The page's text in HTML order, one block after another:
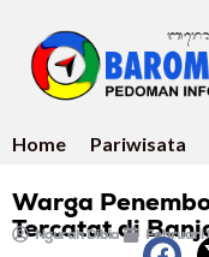
Home Pariwisata
Warga
Tercatat di
Ngurah Dibia Februari